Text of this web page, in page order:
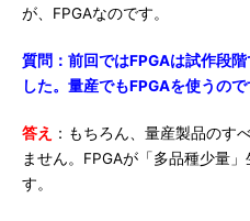
が、FPGAなのです。
質問：前回ではFPGAは試作段
した。量産でもFPGAを使うので
答え
：もちろん、量産製品のす
ません。FPGAが「多品種少量
す。